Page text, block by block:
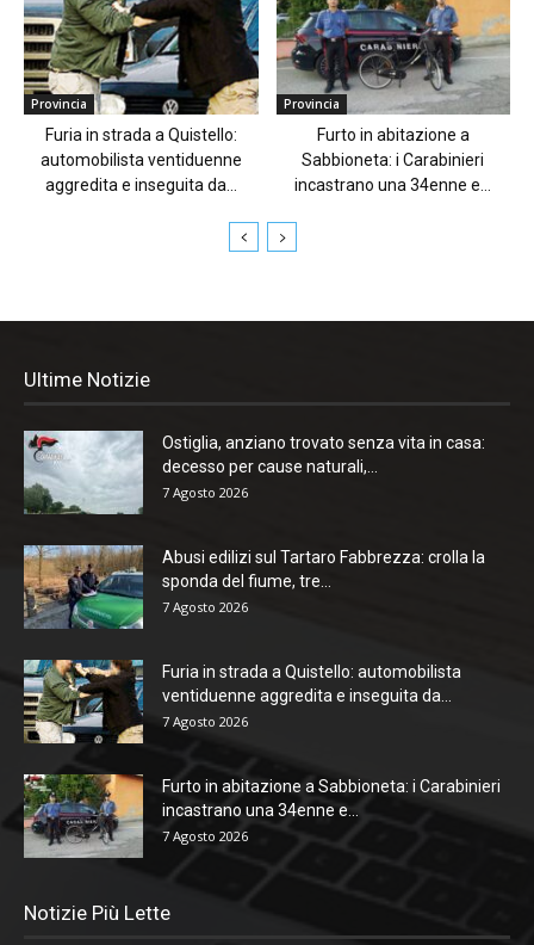
Provincia
Furia in strada a Quistello:
automobilista ventiduenne
aggredita e inseguita da...
Provincia
Furto in abitazione a
Sabbioneta: i Carabinieri
incastrano una 34enne e...
Ultime Notizie
Ostiglia, anziano trovato senza vita in casa:
decesso per cause naturali,...
7 Agosto 2026
Abusi edilizi sul Tartaro Fabbrezza: crolla la
sponda del fiume, tre...
7 Agosto 2026
Furia in strada a Quistello: automobilista
ventiduenne aggredita e inseguita da...
7 Agosto 2026
Furto in abitazione a Sabbioneta: i Carabinieri
incastrano una 34enne e...
7 Agosto 2026
Notizie Più Lette